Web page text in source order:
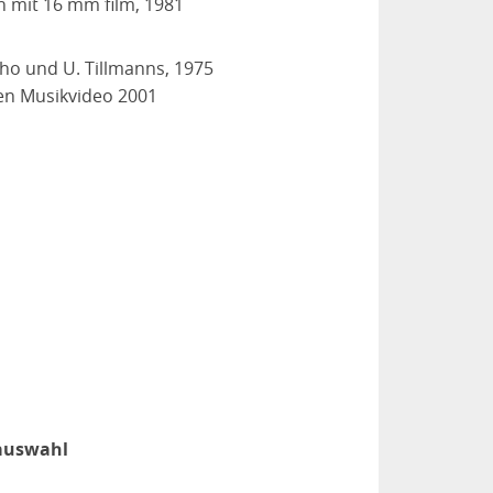
und U. Tillmanns, 1975
Musikvideo 2001